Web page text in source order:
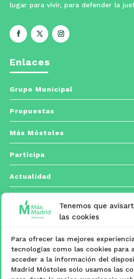
Tenemos que
las cookies
Para ofrecer las mejores
tecnologías como las cookies para
acceder a la información del
Madrid Móstoles solo usamos las
lugar para vivir, para defender la
Enlaces
Grupo Municipal
Propuestas
Más Móstoles
Participa
Actualidad
Contacto
 C/ Españoleto, 5 posterior.
Madrid